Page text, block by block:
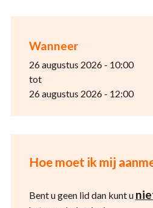
Wanneer
26 augustus 2026 - 10:00
tot
26 augustus 2026 - 12:00
Hoe moet ik mij
Bent u geen lid dan kunt u